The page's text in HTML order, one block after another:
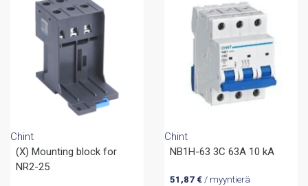
Chint
(X) Mounting block for
NR2-25
Chint
NB1H-63 3C 63A 10 kA
51,87 €/ myyntierä